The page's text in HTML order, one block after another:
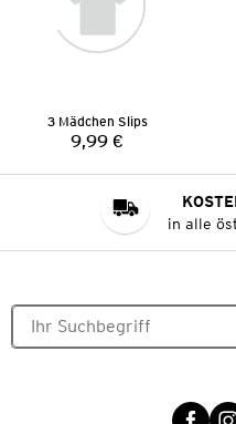
3 Mädchen Slips
Preis:
9,99 €
in alle